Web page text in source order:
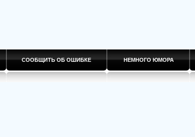
СООБЩИТЬ ОБ ОШИБКЕ НЕМНОГО ЮМОРА